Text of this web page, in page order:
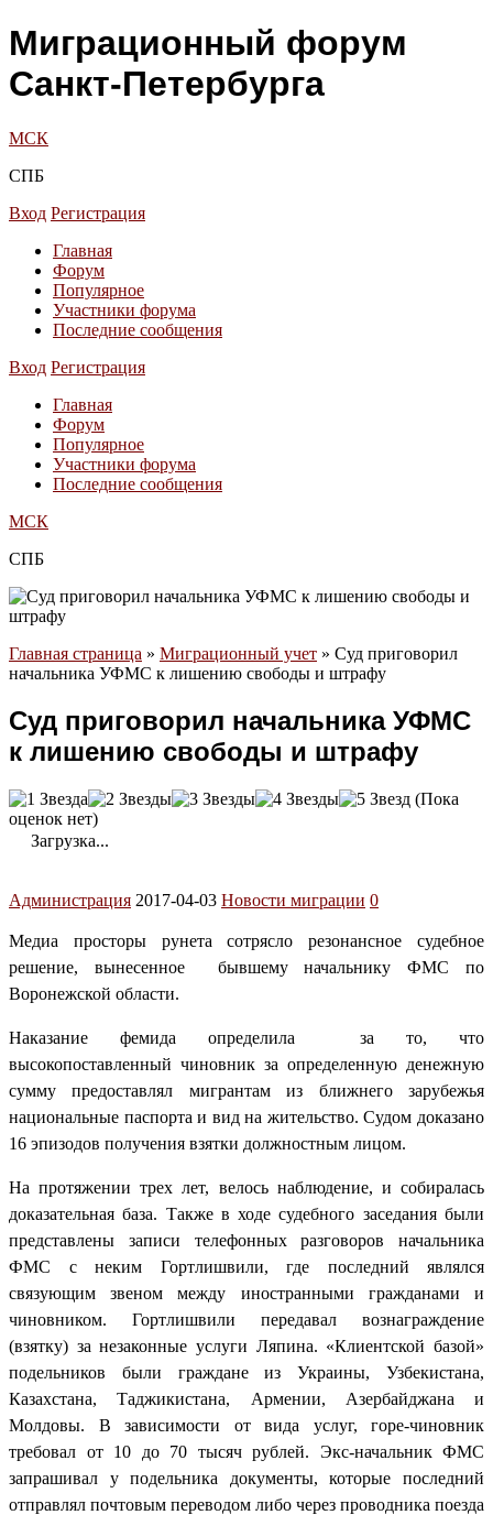
Миграционный форум
Санкт-Петербурга
МСК
СПБ
Вход Регистрация
Главная
Форум
Популярное
Участники форума
Последние сообщения
Вход Регистрация
Главная
Форум
Популярное
Участники форума
Последние сообщения
МСК
СПБ
Главная страница » Миграционный учет » Суд приговорил
начальника УФМС к лишению свободы и штрафу
Суд приговорил начальника УФМС
к лишению свободы и штрафу
(Пока
оценок нет)
Загрузка...
Администрация 2017-04-03 Новости миграции 0
Медиа просторы рунета сотрясло резонансное судебное
решение, вынесенное бывшему начальнику ФМС по
Воронежской области.
Наказание фемида определила за то, что
высокопоставленный чиновник за определенную денежную
сумму предоставлял мигрантам из ближнего зарубежья
национальные паспорта и вид на жительство. Судом доказано
16 эпизодов получения взятки должностным лицом.
На протяжении трех лет, велось наблюдение, и собиралась
доказательная база. Также в ходе судебного заседания были
представлены записи телефонных разговоров начальника
ФМС с неким Гортлишвили, где последний являлся
связующим звеном между иностранными гражданами и
чиновником. Гортлишвили передавал вознаграждение
(взятку) за незаконные услуги Ляпина. «Клиентской базой»
подельников были граждане из Украины, Узбекистана,
Казахстана, Таджикистана, Армении, Азербайджана и
Молдовы. В зависимости от вида услуг, горе-чиновник
требовал от 10 до 70 тысяч рублей. Экс-начальник ФМС
запрашивал у подельника документы, которые последний
отправлял почтовым переводом либо через проводника поезда